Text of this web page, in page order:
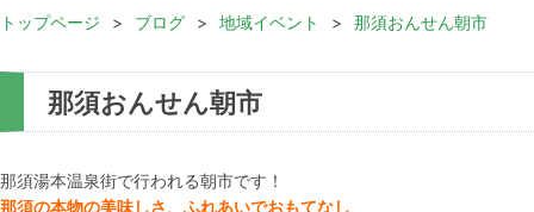
トップページ > ブログ > 地域イベント > 那須おんせん朝市
那須おんせん朝市
那須湯本温泉街で行われる朝市です！
那須の本物の美味しさ、ふれあいでおもてなし